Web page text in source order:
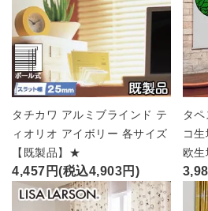
タチカワ アルミブラインド テ
ィオリオ アイボリー 各サイズ
【既製品】★
4,457円(税込4,903円)
タ
コ
欧